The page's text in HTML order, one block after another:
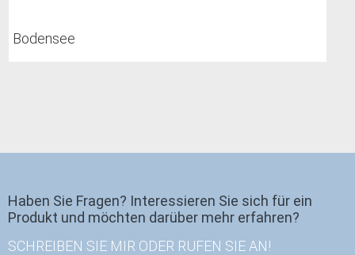
Bodensee
Haben Sie Fragen? Interessieren Sie sich für ein
Produkt und möchten darüber mehr erfahren?
SCHREIBEN SIE MIR ODER RUFEN SIE AN!